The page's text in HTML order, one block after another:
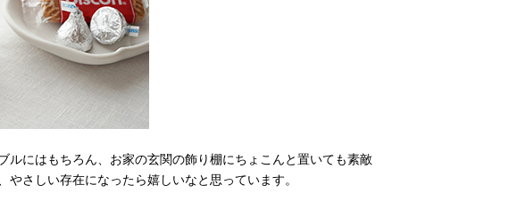
ルにはもちろん、お家の玄関の飾り棚にちょこんと置いても素敵
さしい存在になったら嬉しいなと思っています。